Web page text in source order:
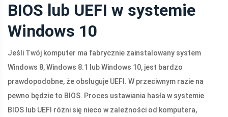
BIOS lub UEFI w systemie
Windows 10
Jeśli Twój komputer ma fabrycznie zainstalowany system
Windows 8, Windows 8.1 lub Windows 10, jest bardzo
prawdopodobne, że obsługuje UEFI. W przeciwnym razie na
pewno będzie to BIOS. Proces ustawiania hasła w systemie
BIOS lub UEFI różni się nieco w zależności od komputera,